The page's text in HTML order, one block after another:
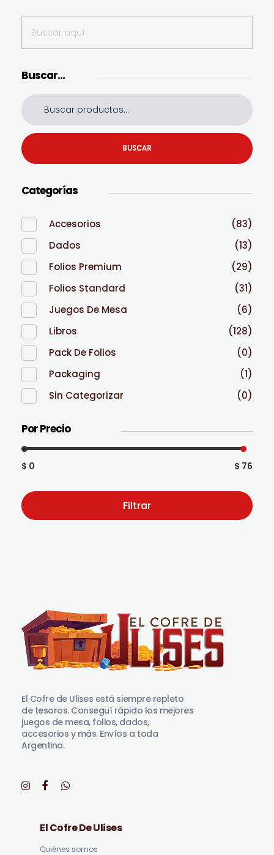
Buscar…
BUSCAR
Categorías
Accesorios
(83)
Dados
(13)
Folios Premium
(29)
Folios Standard
(31)
Juegos De Mesa
(6)
Libros
(128)
Pack De Folios
(0)
Packaging
(1)
Sin Categorizar
(0)
Por Precio
$ 0 $ 76
Filtrar
El Cofre de Ulises está siempre repleto
de tesoros. Conseguí rápido los mejores
juegos de mesa, folios, dados,
accesorios y más. Envíos a toda
Argentina.
El Cofre De Ulises
Quiénes somos